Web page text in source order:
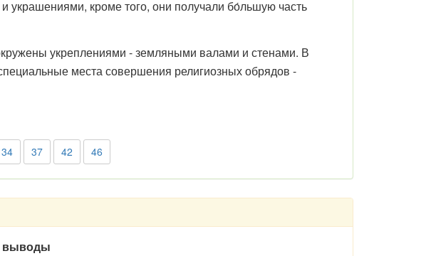
кроме того, они получали бо́льшую часть
укреплениями - земляными валами и стенами. В
места совершения религиозных обрядов -
34 37 42 46
выводы